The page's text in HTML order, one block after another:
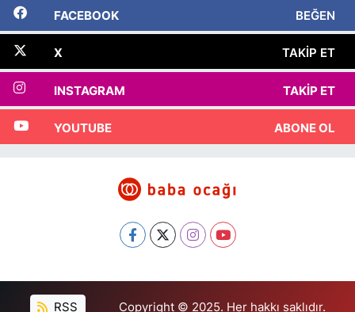
FACEBOOK BEĞEN
X TAKIP ET
INSTAGRAM TAKIP ET
YOUTUBE ABONE OL
RSS Copyright © 2025. Her hakkı saklıdır.